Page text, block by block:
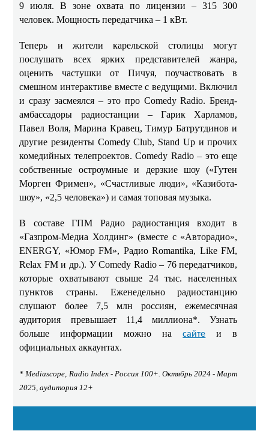
9 июля. В зоне охвата по лицензии – 315 300
человек. Мощность передатчика – 1 кВт.
Теперь и жители карельской столицы могут
послушать всех ярких представителей жанра,
оценить частушки от Пичуя, поучаствовать в
смешном интерактиве вместе с ведущими. Включил
и сразу засмеялся – это про Comedy Radio. Бренд-
амбассадоры радиостанции – Гарик Харламов,
Павел Воля, Марина Кравец, Тимур Батрутдинов и
другие резиденты Comedy Club, Stand Up и прочих
комедийных телепроектов. Comedy Radio – это еще
собственные остроумные и дерзкие шоу («Гутен
Морген Фримен», «Счастливые люди», «Казибота-
шоу», «2,5 человека») и самая топовая музыка.
В составе ГПМ Радио радиостанция входит в
«Газпром-Медиа Холдинг» (вместе с «Авторадио»,
ENERGY, «Юмор FM», Радио Romantika, Like FM,
Relax FM и др.). У Comedy Radio – 76 передатчиков,
которые охватывают свыше 24 тыс. населенных
пунктов страны. Еженедельно радиостанцию
слушают более 7,5 млн россиян, ежемесячная
аудитория превышает 11,4 миллиона*. Узнать
больше информации можно насайте и в
официальных аккаунтах.
* Mediascope, Radio Index - Россия 100+. Октябрь 2024 - Март
2025, аудитория 12+